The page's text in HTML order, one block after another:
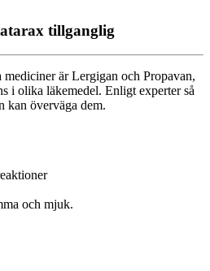
tillganglig
mediciner är Lergigan och Propavan,
i olika läkemedel. Enligt experter så
kan överväga dem.
och mjuk.